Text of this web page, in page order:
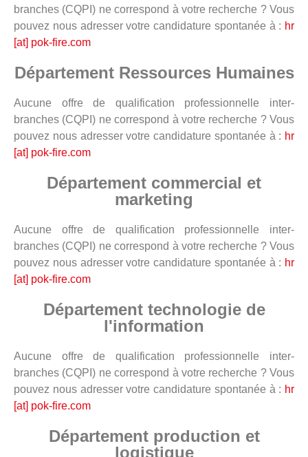
branches (CQPI) ne correspond à votre recherche ? Vous
pouvez nous adresser votre candidature spontanée à : hr
[at] pok-fire.com
Département Ressources Humaines
Aucune offre de qualification professionnelle inter-
branches (CQPI) ne correspond à votre recherche ? Vous
pouvez nous adresser votre candidature spontanée à : hr
[at] pok-fire.com
Département commercial et
marketing
Aucune offre de qualification professionnelle inter-
branches (CQPI) ne correspond à votre recherche ? Vous
pouvez nous adresser votre candidature spontanée à : hr
[at] pok-fire.com
Département technologie de
l'information
Aucune offre de qualification professionnelle inter-
branches (CQPI) ne correspond à votre recherche ? Vous
pouvez nous adresser votre candidature spontanée à : hr
[at] pok-fire.com
Département production et
logistique